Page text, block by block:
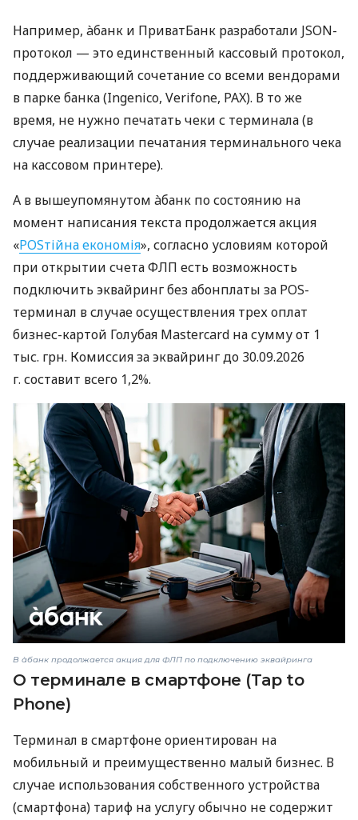
Например, àбанк и ПриватБанк разработали JSON-
протокол — это единственный кассовый протокол,
поддерживающий сочетание со всеми вендорами
в парке банка (Ingenico, Verifone, PAX). В то же
время, не нужно печатать чеки с терминала (в
случае реализации печатания терминального чека
на кассовом принтере).
А в вышеупомянутом àбанк по состоянию на
момент написания текста продолжается акция
«POSтійна економія», согласно условиям которой
при открытии счета ФЛП есть возможность
подключить эквайринг без абонплаты за POS-
терминал в случае осуществления трех оплат
бизнес-картой Голубая Mastercard на сумму от 1
тыс. грн. Комиссия за эквайринг до 30.09.2026
г. составит всего 1,2%.
В àбанк продолжается акция для ФЛП по подключению эквайринга
О терминале в смартфоне (Tap to
Phone)
Терминал в смартфоне ориентирован на
мобильный и преимущественно малый бизнес. В
случае использования собственного устройства
(смартфона) тариф на услугу обычно не содержит